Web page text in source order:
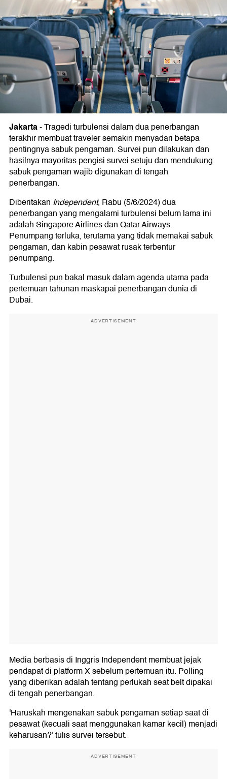
Jakarta-Tragedi turbulensi dalam dua penerbangan
terakhir membuat traveler semakin menyadari betapa
pentingnya sabuk pengaman. Survei pun dilakukan dan
hasilnya mayoritas pengisi survei setuju dan mendukung
sabuk pengaman wajib digunakan di tengah
penerbangan.
Diberitakan Independent, Rabu (5/6/2024) dua
penerbangan yang mengalami turbulensi belum lama ini
adalah Singapore Airlines dan Qatar Airways.
Penumpang terluka, terutama yang tidak memakai sabuk
pengaman, dan kabin pesawat rusak terbentur
penumpang.
Turbulensi pun bakal masuk dalam agenda utama pada
pertemuan tahunan maskapai penerbangan dunia di
Dubai.
ADVERTISEMENT
Media berbasis di Inggris Independent membuat jejak
pendapat di platform X sebelum pertemuan itu. Polling
yang diberikan adalah tentang perlukah seat belt dipakai
di tengah penerbangan.
'Haruskah mengenakan sabuk pengaman setiap saat di
pesawat (kecuali saat menggunakan kamar kecil) menjadi
keharusan?' tulis survei tersebut.
ADVERTISEMENT